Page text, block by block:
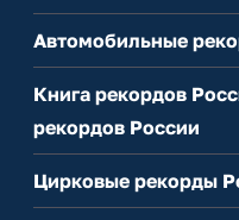
Автомобильные
Книга рекордов
рекордов России
Цирковые рекорды